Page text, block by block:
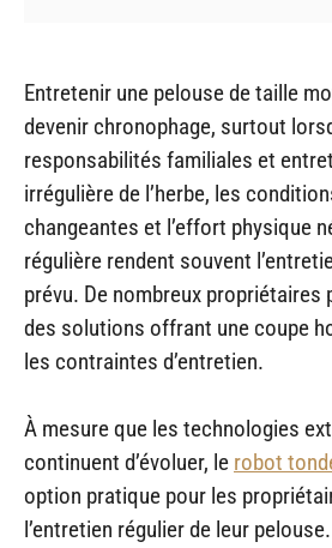
Entretenir une pelouse de taille
devenir chronophage, surtout
responsabilités familiales et
irrégulière de l’herbe, les
changeantes et l’effort physique
régulière rendent souvent
prévu. De nombreux
des solutions offrant une coupe
les contraintes d’entretien.
À mesure que les technologies
continuent d’évoluer, le robot
option pratique pour les
l’entretien régulier de leur